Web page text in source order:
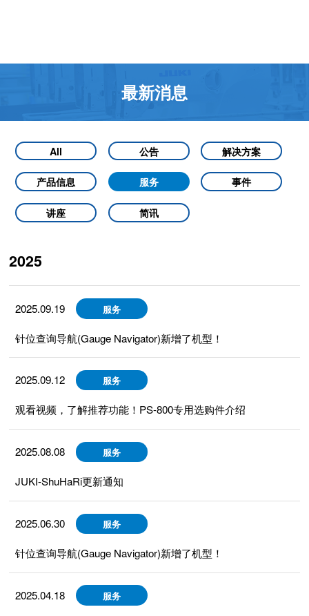
最新消息
All 公告 解决方案
产品信息 服务 事件
讲座 简讯
2025
2025.09.19 服务
针位查询导航(Gauge Navigator)新增了机型！
2025.09.12 服务
观看视频，了解推荐功能！PS-800专用选购件介绍
2025.08.08 服务
JUKI-ShuHaRi更新通知
2025.06.30 服务
针位查询导航(Gauge Navigator)新增了机型！
2025.04.18 服务